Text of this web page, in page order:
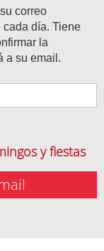
correo
día. Tiene
la
a su email.
y fiestas